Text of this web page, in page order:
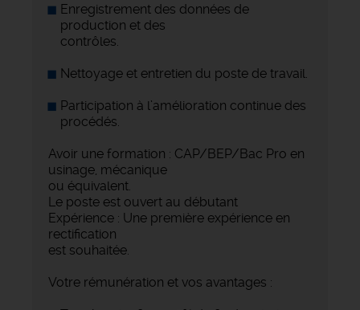
Enregistrement des données de
production et des
contrôles.
Nettoyage et entretien du poste de travail.
Participation à l’amélioration continue des
procédés.
Avoir une formation : CAP/BEP/Bac Pro en
usinage, mécanique
ou équivalent.
Le poste est ouvert au débutant
Expérience : Une première expérience en
rectification
est souhaitée.
Votre rémunération et vos avantages :